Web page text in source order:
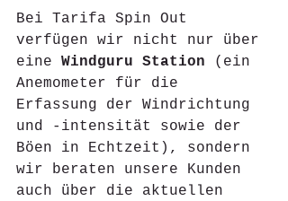
Bei Tarifa Spin Out
verfügen wir nicht nur über
eine Windguru Station (ein
Anemometer für die
Erfassung der Windrichtung
und -intensität sowie der
Böen in Echtzeit), sondern
wir beraten unsere Kunden
auch über die aktuellen